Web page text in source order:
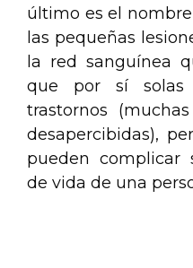
último es el
las pequeñas
la red sanguínea
que por sí solas
trastornos
desapercibidas),
pueden complicar
de vida de una